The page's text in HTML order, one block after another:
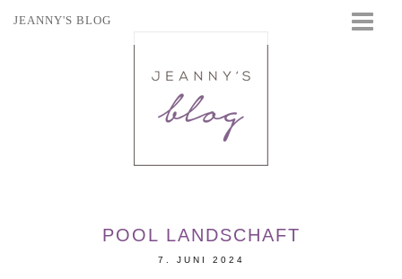
JEANNY'S BLOG
POOL LANDSCHAFT
7. JUNI 2024